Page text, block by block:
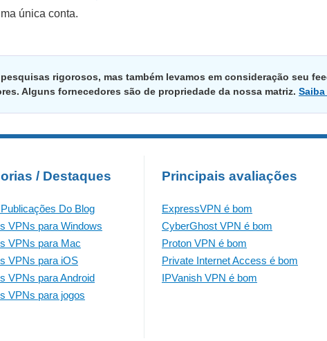
única conta.
rigorosos, mas também levamos em consideração seu
Alguns fornecedores são de propriedade da nossa matriz.
/ Destaques
Do Blog
VPNs para Windows
VPNs para Mac
VPNs para iOS
VPNs para Android
VPNs para jogos
Principais avaliações
ExpressVPN é bom
CyberGhost VPN é bom
Proton VPN é bom
Private Internet Access é bom
IPVanish VPN é bom